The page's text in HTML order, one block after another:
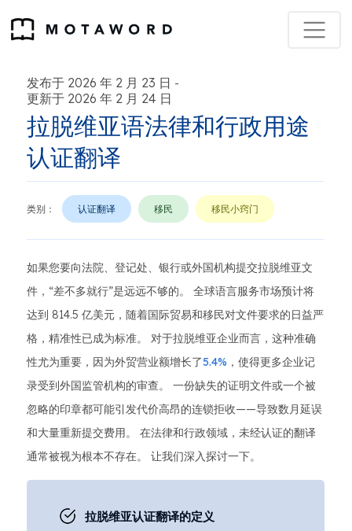
发布于 2026 年 2 月 23 日 -
更新于 2026 年 2 月 24 日
拉脱维亚语法律和行政用途
认证翻译
类别： 认证翻译 移民 移民小窍门
如果您要向法院、登记处、银行或外国机构提交拉脱维亚文
件，“差不多就行”是远远不够的。 全球语言服务市场预计将
达到 814.5 亿美元，随着国际贸易和移民对文件要求的日益严
格，精准性已成为标准。 对于拉脱维亚企业而言，这种准确
性尤为重要，因为外贸营业额增长了5.4% ，使得更多企业记
录受到外国监管机构的审查。 一份缺失的证明文件或一个被
忽略的印章都可能引发代价高昂的连锁拒收——导致数月延误
和大量重新提交费用。 在法律和行政领域，未经认证的翻译
通常被视为根本不存在。 让我们深入探讨一下。
拉脱维亚认证翻译的定义